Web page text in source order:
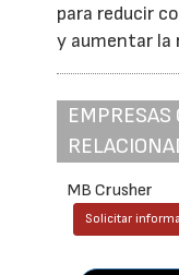
para reducir
y aumentar la
EMPRESAS
MB Crusher
Solicitar